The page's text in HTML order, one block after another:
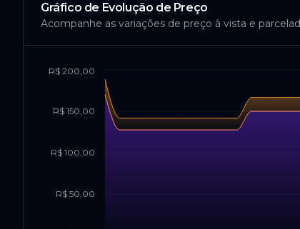
Gráfico de Evolução de Preço
Acompanhe as variações de preço à vista e
R$ 50,00
R$ 100,00
R$ 150,00
R$ 200,00